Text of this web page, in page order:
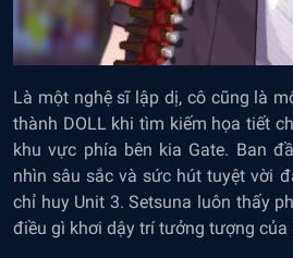
Là một nghệ sĩ lập dị, cô cũng là
thành DOLL khi tìm kiếm họa tiết
khu vực phía bên kia Gate. Ban
nhìn sâu sắc và sức hút tuyệt vời
chỉ huy Unit 3. Setsuna luôn thấy
điều gì khơi dậy trí tưởng tượng của